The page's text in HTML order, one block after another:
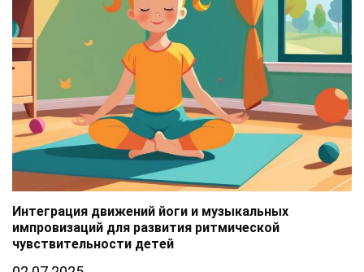
Интеграция движений йоги и музыкальных
импровизаций для развития ритмической
чувствительности детей